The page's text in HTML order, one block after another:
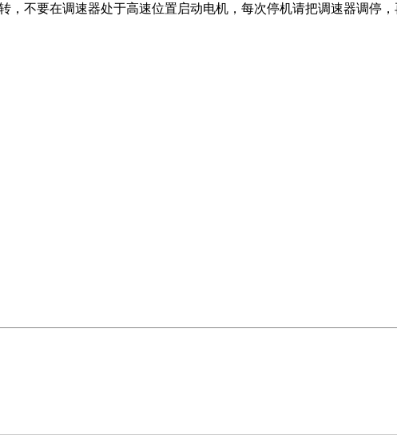
，不要在调速器处于高速位置启动电机，每次停机请把调速器调停